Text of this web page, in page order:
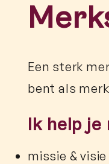
Een sterk
bent als
Ik help je
missie & visie